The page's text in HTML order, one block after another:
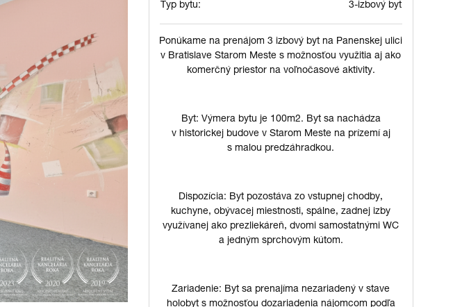
Typ bytu:
3-izbový byt
Ponúkame na prenájom 3 izbový byt na Panenskej ulici
v Bratislave Starom Meste s možnosťou využitia aj ako
komerčný priestor na voľnočasové aktivity.
Byt: Výmera bytu je 100m2. Byt sa nachádza
v historickej budove v Starom Meste na prízemí aj
s malou predzáhradkou.
Dispozícia: Byt pozostáva zo vstupnej chodby,
kuchyne, obývacej miestnosti, spálne, zadnej izby
využívanej ako prezliekáreň, dvomi samostatnými WC
a jedným sprchovým kútom.
Zariadenie: Byt sa prenajíma nezariadený v stave
holobyt s možnosťou dozariadenia nájomcom podľa